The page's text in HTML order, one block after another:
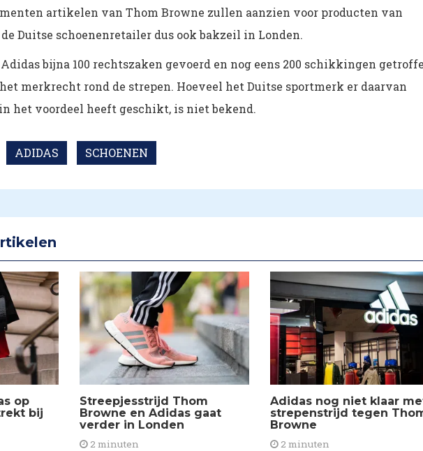
artikelen van Thom Browne zullen aanzien voor producten van
Duitse schoenenretailer dus ook bakzeil in Londen.
bijna 100 rechtszaken gevoerd en nog eens 200 schikkingen
merkrecht rond de strepen. Hoeveel het Duitse sportmerk er daarvan
het voordeel heeft geschikt, is niet bekend.
ADIDAS SCHOENEN
op
bij
Streepjesstrijd Thom
Browne en Adidas gaat
verder in Londen
2 minuten
Adidas nog niet klaar
strepenstrijd tegen
Browne
2 minuten